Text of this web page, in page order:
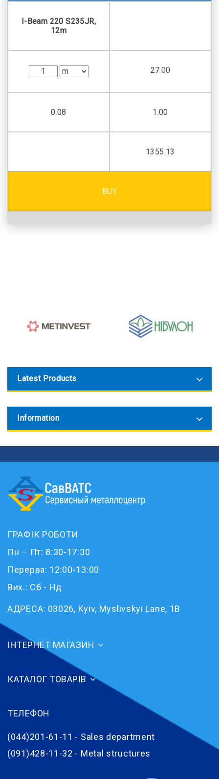
I-Beam 220 S235JR,
12m
27.00
0.08 1.00
1355.13
BUY
Latest Products
Information
ГРАФІК РОБОТИ
Пн – Пт: 8:30-17:30
Перерва: 12:00-13:00
Вих.: Сб - Нд
АДРЕСА: 03026, Kyiv, Myslivskyi Lane, 1B
ІНТЕРНЕТ МАГАЗИН
КАТАЛОГ ТОВАРІВ
ТЕЛЕФОН
(044)201-61-11 - Sales department
(091)428-11-32 - Metal structures